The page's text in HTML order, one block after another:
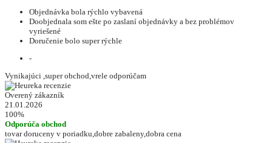
Objednávka bola rýchlo vybavená
Doobjednala som ešte po zaslaní objednávky a bez problémov
vyriešené
Doručenie bolo super rýchle
-
Vynikajúci ,super obchod,vrele odporúčam
Overený zákazník
21.01.2026
100%
Odporúča obchod
tovar doruceny v poriadku,dobre zabaleny,dobra cena